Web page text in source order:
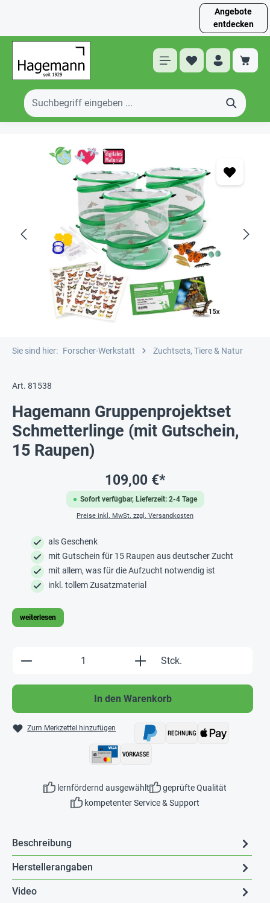
Angebote
entdecken
Sie sind hier: Forscher-Werkstatt Zuchtsets, Tiere & Natur
Art. 81538
Hagemann Gruppenprojektset
Schmetterlinge (mit Gutschein,
15 Raupen)
Sofort verfügbar, Lieferzeit: 2-4 Tage
109,00 €*
Preise inkl. MwSt. zzgl. Versandkosten
als Geschenk
mit Gutschein für 15 Raupen aus deutscher Zucht
mit allem, was für die Aufzucht notwendig ist
inkl. tollem Zusatzmaterial
weiterlesen
Produkt Anzahl: Gib den gewünschten
Stck.
In den Warenkorb
Zum Merkzettel hinzufügen
lernfördernd ausgewählt
geprüfte Qualität
kompetenter Service & Support
Beschreibung
Herstellerangaben
Video